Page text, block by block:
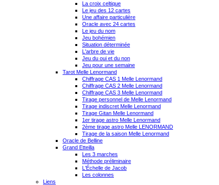
La croix celtique
Le jeu des 12 cartes
Une affaire particulière
Oracle avec 24 cartes
Le jeu du nom
Jeu bohémien
Situation déterminée
L'arbre de vie
Jeu du oui et du non
Jeu pour une semaine
Tarot Melle Lenormand
Chiffrage CAS 1 Melle Lenormand
Chiffrage CAS 2 Melle Lenormand
Chiffrage CAS 3 Melle Lenormand
Tirage personnel de Melle Lenormand
Tirage indiscret Melle Lenormand
Tirage Gitan Melle Lenormand
1er tirage astro Melle Lenormand
2ème tirage astro Melle LENORMAND
Tirage de la saison Melle Lenormand
Oracle de Belline
Grand Etteilla
Les 3 marches
Méthode préliminaire
L'Échelle de Jacob
Les colonnes
Liens